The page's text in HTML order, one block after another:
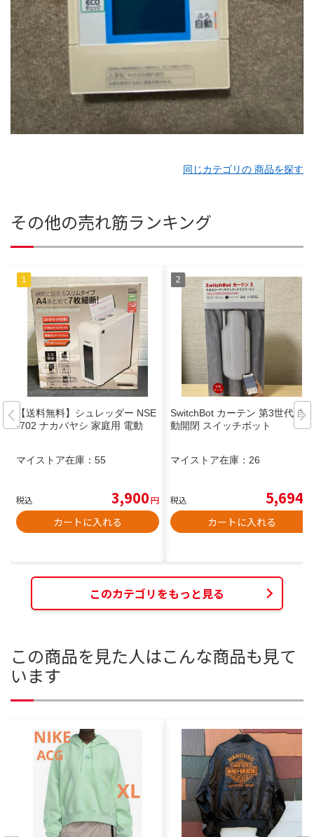
同じカテゴリの 商品を探す
その他の売れ筋ランキング
【送料無料】シュレッダー NSE
-702 ナカバヤシ 家庭用 電動
マイストア在庫： 55
税込 3,900円
カートに入れる
SwitchBot カーテン 第3世代 自
動開閉 スイッチボット
マイストア在庫： 26
税込 5,694
カートに入れる
このカテゴリをもっと見る
この商品を見た人はこんな商品も見て
います